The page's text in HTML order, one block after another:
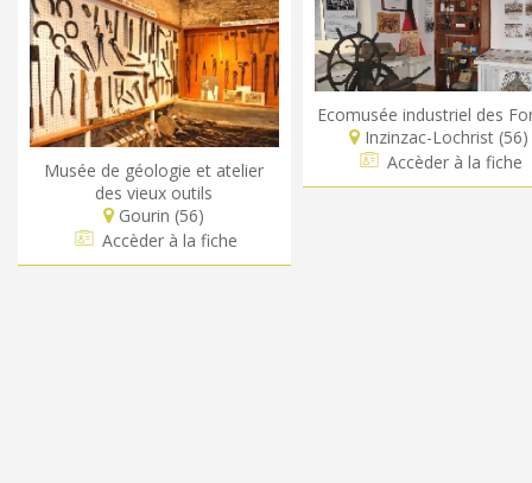
Musée de géologie et atelier
des vieux outils
Gourin (56)
Accèder à la fiche
Ecomusée industriel des
Inzinzac-Lochrist (56)
Accèder à la fiche